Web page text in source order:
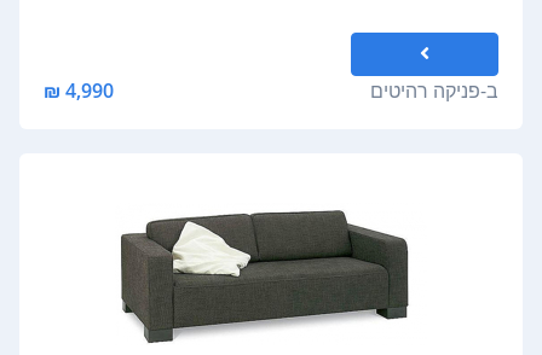
ב-פניקה רהיטים 4,990 ₪